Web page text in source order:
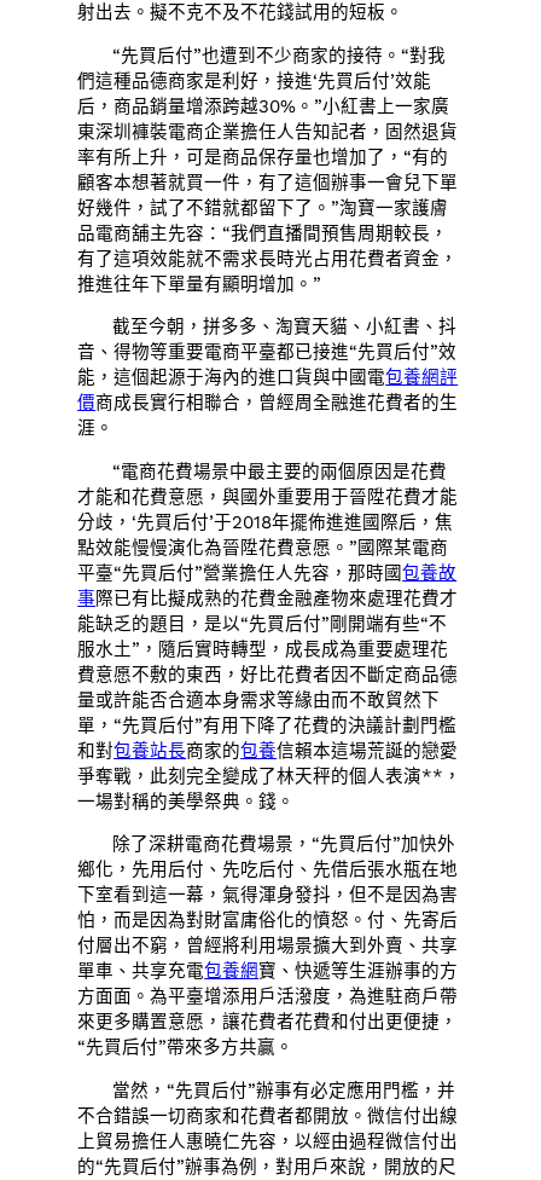
射出去。擬不克不及不花錢試用的短板。
“先買后付”也遭到不少商家的接待。“對我
們這種品德商家是利好，接進‘先買后付’效能
后，商品銷量增添跨越30%。”小紅書上一家廣
東深圳褲裝電商企業擔任人告知記者，固然退貨
率有所上升，可是商品保存量也增加了，“有的
顧客本想著就買一件，有了這個辦事一會兒下單
好幾件，試了不錯就都留下了。”淘寶一家護膚
品電商舖主先容：“我們直播間預售周期較長，
有了這項效能就不需求長時光占用花費者資金，
推進往年下單量有顯明增加。”
截至今朝，拼多多、淘寶天貓、小紅書、抖
音、得物等重要電商平臺都已接進“先買后付”效
能，這個起源于海內的進口貨與中國電包養網評
價商成長實行相聯合，曾經周全融進花費者的生
涯。
“電商花費場景中最主要的兩個原因是花費
才能和花費意愿，與國外重要用于晉陞花費才能
分歧，‘先買后付’于2018年擺佈進進國際后，焦
點效能慢慢演化為晉陞花費意愿。”國際某電商
平臺“先買后付”營業擔任人先容，那時國包養故
事際已有比擬成熟的花費金融產物來處理花費才
能缺乏的題目，是以“先買后付”剛開端有些“不
服水土”，隨后實時轉型，成長成為重要處理花
費意愿不敷的東西，好比花費者因不斷定商品德
量或許能否合適本身需求等緣由而不敢貿然下
單，“先買后付”有用下降了花費的決議計劃門檻
和對包養站長商家的包養信賴本這場荒誕的戀愛
爭奪戰，此刻完全變成了林天秤的個人表演**，
一場對稱的美學祭典。錢。
除了深耕電商花費場景，“先買后付”加快外
鄉化，先用后付、先吃后付、先借后張水瓶在地
下室看到這一幕，氣得渾身發抖，但不是因為害
怕，而是因為對財富庸俗化的憤怒。付、先寄后
付層出不窮，曾經將利用場景擴大到外賣、共享
單車、共享充電包養網寶、快遞等生涯辦事的方
方面面。為平臺增添用戶活潑度，為進駐商戶帶
來更多購置意愿，讓花費者花費和付出更便捷，
“先買后付”帶來多方共贏。
當然，“先買后付”辦事有必定應用門檻，并
不合錯誤一切商家和花費者都開放。微信付出線
上貿易擔任人惠曉仁先容，以經由過程微信付出
的“先買后付”辦事為例，對用戶來說，開放的尺